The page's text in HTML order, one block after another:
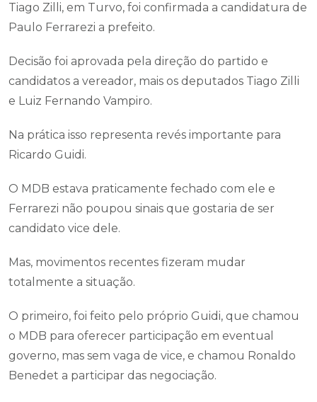
Tiago Zilli, em Turvo, foi confirmada a candidatura de
Paulo Ferrarezi a prefeito.
Decisão foi aprovada pela direção do partido e
candidatos a vereador, mais os deputados Tiago Zilli
e Luiz Fernando Vampiro.
Na prática isso representa revés importante para
Ricardo Guidi.
O MDB estava praticamente fechado com ele e
Ferrarezi não poupou sinais que gostaria de ser
candidato vice dele.
Mas, movimentos recentes fizeram mudar
totalmente a situação.
O primeiro, foi feito pelo próprio Guidi, que chamou
o MDB para oferecer participação em eventual
governo, mas sem vaga de vice, e chamou Ronaldo
Benedet a participar das negociação.